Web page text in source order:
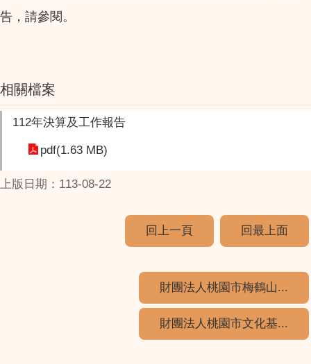
告，請參閱。
相關檔案
112年決算及工作報告
pdf(1.63 MB)
上版日期：113-08-22
回上一頁 回最上面
財團法人桃園市梅鶴山...
財團法人桃園市文化基...